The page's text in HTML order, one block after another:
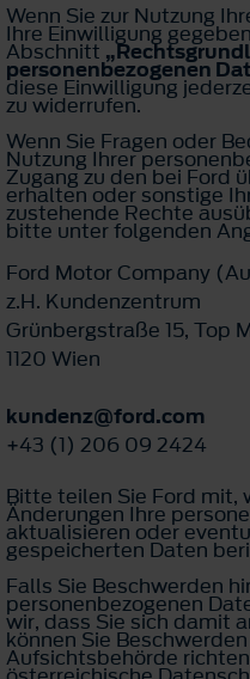
Wenn Sie zur Nutzung
Ihre Einwilligung
Abschnitt
personenbezogenen
diese Einwilligung
zu widerrufen.
Wenn Sie Fragen oder
Nutzung Ihrer
Zugang zu den bei Ford
erhalten oder sonstige
zustehende Rechte
bitte unter folgenden
Ford Motor Company
z.H. Kundenzentrum
Grünbergstraße 15, Top
1120 Wien
kundenz@ford.com
+43 (1) 206 09 2424
Bitte teilen Sie Ford mit,
Änderungen Ihre
aktualisieren oder
gespeicherten Daten
Falls Sie Beschwerden
personenbezogenen
wir, dass Sie sich damit
können Sie
Aufsichtsbehörde